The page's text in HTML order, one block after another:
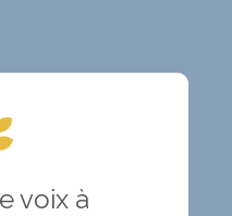
voix à